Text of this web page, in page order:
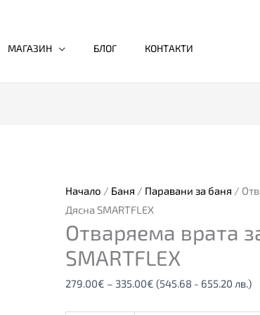
МАГАЗИН БЛОГ КОНТАКТИ
Начало / Баня / Паравани за баня /
Дясна SMARTFLEX
Отваряема врата
SMARTFLEX
279.00€ – 335.00€
through
(545.68 - 655.20 лв.)
врата
за
баня
SMARTFLEX